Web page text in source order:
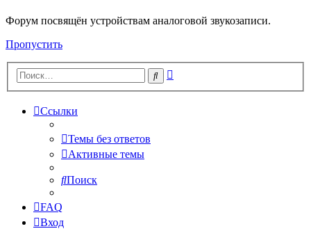
Форум посвящён устройствам аналоговой звукозаписи.
Пропустить
Поиск
Ссылки
Темы без ответов
Активные темы
Поиск
FAQ
Вход